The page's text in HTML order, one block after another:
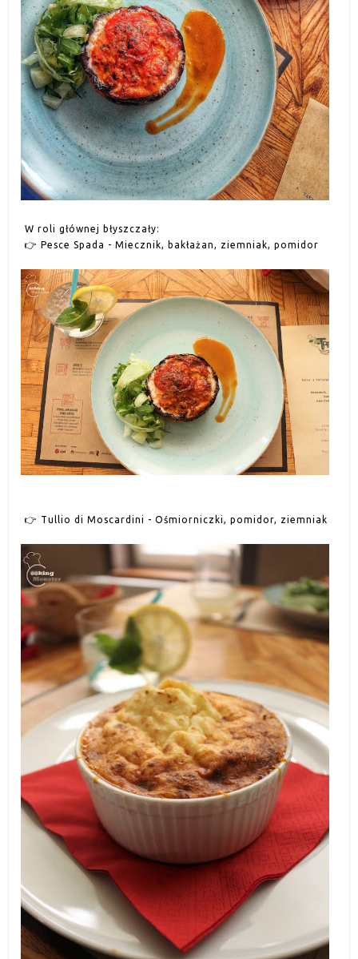
W roli głównej błyszczały:
👉
Pesce Spada - Miecznik, bakłażan, ziemniak, pomidor
👉 Tullio di Moscardini - Ośmiorniczki, pomidor, ziemniak